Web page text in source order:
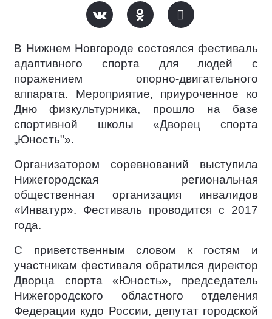
В Нижнем Новгороде состоялся фестиваль
адаптивного спорта для людей с
поражением опорно-двигательного
аппарата. Мероприятие, приуроченное ко
Дню физкультурника, прошло на базе
спортивной школы «Дворец спорта
„Юность"».
Организатором соревнований выступила
Нижегородская региональная
общественная организация инвалидов
«Инватур». Фестиваль проводится с 2017
года.
С приветственным словом к гостям и
участникам фестиваля обратился директор
Дворца спорта «Юность», председатель
Нижегородского областного отделения
Федерации кудо России, депутат городской